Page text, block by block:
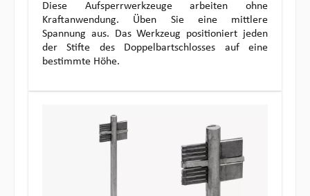
Diese Aufsperrwerkzeuge arbeiten ohne
Kraftanwendung. Üben Sie eine mittlere
Spannung aus. Das Werkzeug positioniert jeden
der Stifte des Doppelbartschlosses auf eine
bestimmte Höhe.